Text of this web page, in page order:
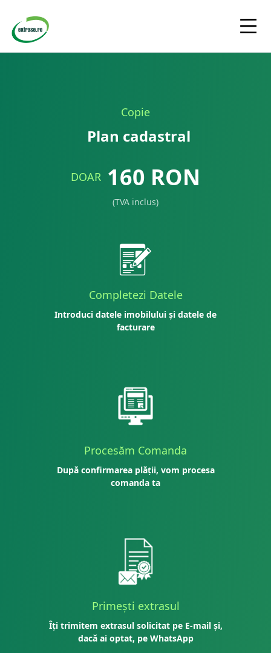
Copie
Plan cadastral
DOAR 160 RON
(TVA inclus)
Completezi Datele
Introduci datele imobilului și datele de
facturare
Procesăm Comanda
După confirmarea plății, vom procesa
comanda ta
Primești extrasul
Îți trimitem extrasul solicitat pe E-mail și,
dacă ai optat, pe WhatsApp